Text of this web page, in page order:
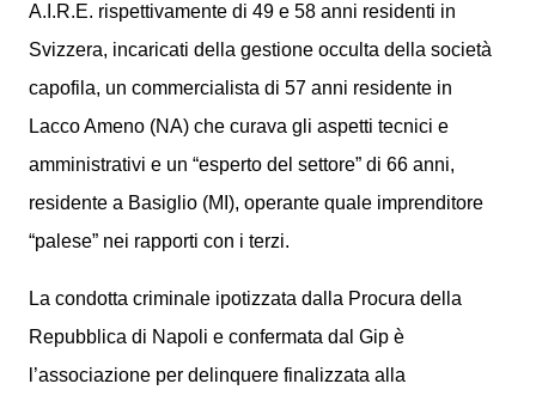
A.I.R.E. rispettivamente di 49 e 58 anni residenti in
Svizzera, incaricati della gestione occulta della società
capofila, un commercialista di 57 anni residente in
Lacco Ameno (NA) che curava gli aspetti tecnici e
amministrativi e un “esperto del settore” di 66 anni,
residente a Basiglio (MI), operante quale imprenditore
“palese” nei rapporti con i terzi.
La condotta criminale ipotizzata dalla Procura della
Repubblica di Napoli e confermata dal Gip è
l’associazione per delinquere finalizzata alla